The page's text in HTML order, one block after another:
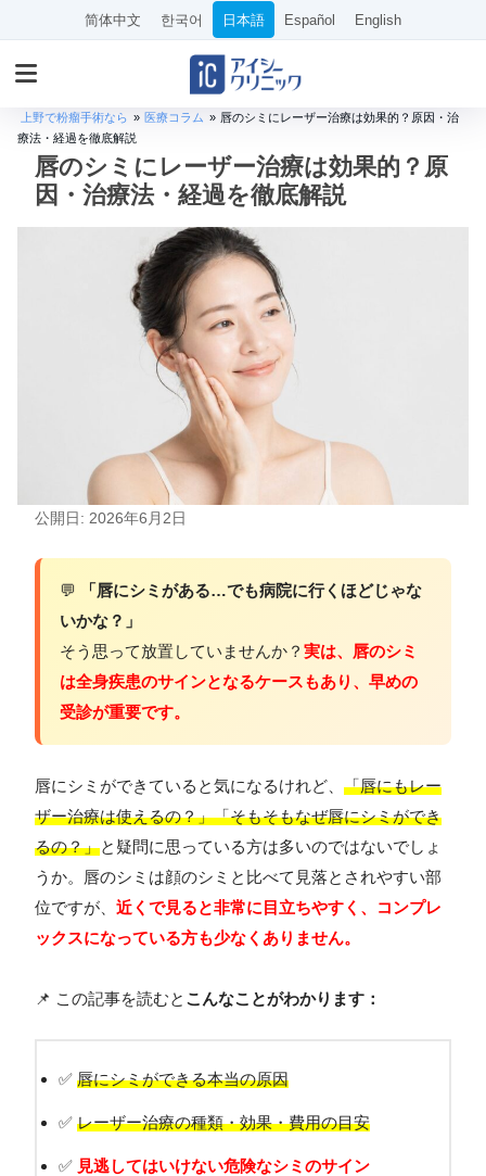
简体中文 한국어 日本語 Español English
上野で粉瘤手術なら » 医療コラム » 唇のシミにレーザー治療は効果的？原因・治
療法・経過を徹底解説
唇のシミにレーザー治療は効果的？原
因・治療法・経過を徹底解説
公開日: 2026年6月2日
💬
「唇にシミがある…でも病院に行くほどじゃな
いかな？」
そう思って放置していませんか？ 実は、唇のシミ
は全身疾患のサインとなるケースもあり、早めの
受診が重要です。
唇にシミができていると気になるけれど、 「唇にもレー
ザー治療は使えるの？」「そもそもなぜ唇にシミができ
るの？」と疑問に思っている方は多いのではないでしょ
うか。唇のシミは顔のシミと比べて見落とされやすい部
位ですが、 近くで見ると非常に目立ちやすく、コンプレ
ックスになっている方も少なくありません。
📌 この記事を読むと こんなことがわかります：
✅ 唇にシミができる本当の原因
✅ レーザー治療の種類・効果・費用の目安
✅ 見逃してはいけない危険なシミのサイン